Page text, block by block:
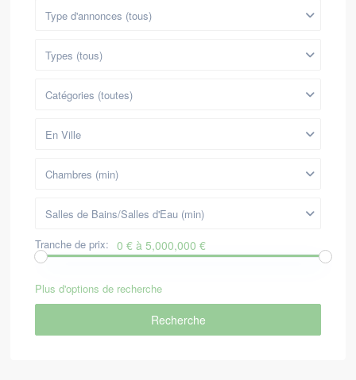
Type d'annonces (tous)
Types (tous)
Catégories (toutes)
En Ville
Chambres (min)
Salles de Bains/Salles d'Eau (min)
Tranche de prix: 0 € à 5,000,000 €
Plus d'options de recherche
Recherche